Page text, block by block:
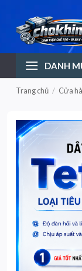
dung
DANH
Trang chủ / Cửa